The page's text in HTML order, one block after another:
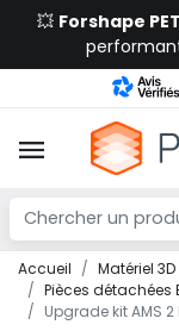
💥 Forshape
Accueil Matériel 3D
Pièces détachées
Upgrade kit AMS 2